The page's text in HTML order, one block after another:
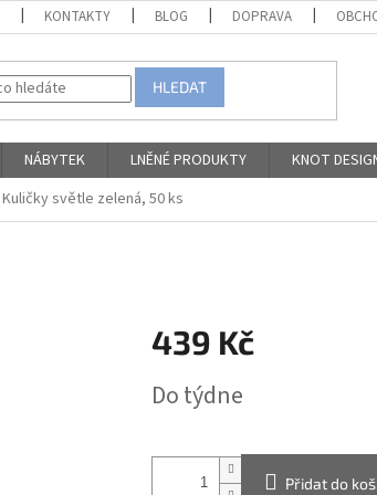
KONTAKTY BLOG DOPRAVA
HLEDAT
NÁBYTEK LNĚNÉ PRODUKTY KNOT
Kuličky světle zelená, 50 ks
439 Kč
cena:
Do týdne
Přidat do